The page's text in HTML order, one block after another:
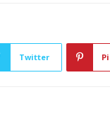
Twitter